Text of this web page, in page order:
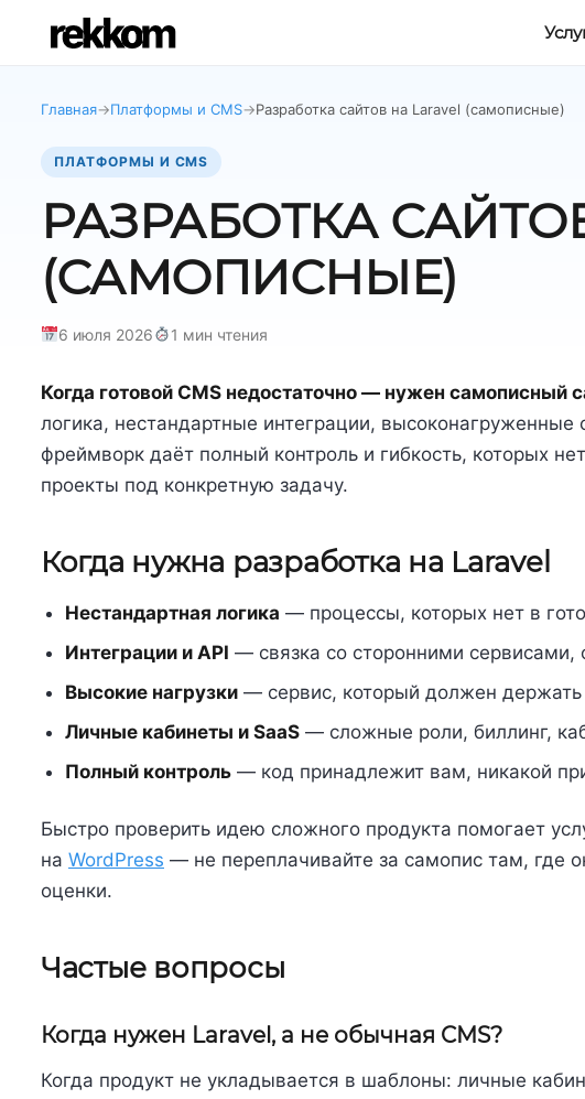
Главная→Платформы и CMS→Разработка сайтов на Laravel (самописные)
ПЛАТФОРМЫ И CMS
РАЗРАБОТКА
(САМОПИСНЫЕ)
6 июля 2026 1 мин чтения
Когда готовой CMS недостаточно — нужен самописный
логика, нестандартные интеграции,
фреймворк даёт полный контроль и гибкость, которых
проекты под конкретную задачу.
Когда нужна разработка на Laravel
Нестандартная логика — процессы, которых нет в
Интеграции и API — связка со сторонними
Высокие нагрузки — сервис, который должен
Личные кабинеты и SaaS — сложные роли, биллинг,
Полный контроль — код принадлежит вам, никакой
Быстро проверить идею сложного продукта помогает
на WordPress — не переплачивайте за самопис там, где
оценки.
Частые вопросы
Когда нужен Laravel, а не обычная CMS?
Когда продукт не укладывается в шаблоны: личные